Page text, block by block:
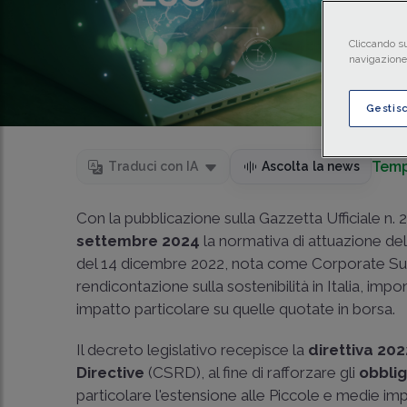
Traduci con IA Ascolta la news
Con la pubblicazione sulla Gazzetta Ufficiale n.
settembre 2024 la normativa di attuazione
del 14 dicembre 2022, nota come Corporate
rendicontazione sulla sostenibilità in Italia,
impatto particolare su quelle quotate in borsa.
Il decreto legislativo recepisce la direttiva
Directive (CSRD), al fine di rafforzare gli
particolare l'estensione alle Piccole e medie
Cliccando